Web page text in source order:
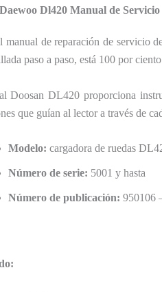
Dl420 Manual de Servicio
manual de reparación de servicio
paso a paso, está 100 por
Doosan DL420 ​​proporciona
que guían al lector a través de
Modelo: cargadora de ruedas
Número de serie: 5001 y hasta
Número de publicación: 950106